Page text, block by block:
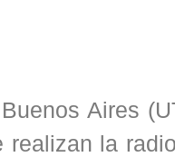
Aires
la